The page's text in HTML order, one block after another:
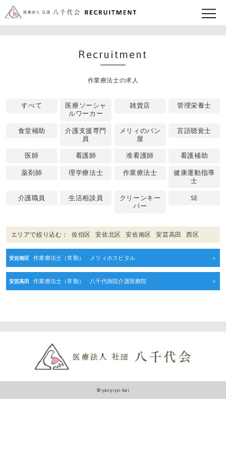
Recruitment
作業療法士の求人
すべて
医療ソーシャ
ルワーカー
雑貨店 管理栄養士
食堂補助
介護支援専門
員
メリィのパン
屋
言語聴覚士
医師 看護師 准看護師 看護補助
薬剤師 理学療法士 作業療法士
健康運動指導
士
介護職員 生活相談員
クリーンキー
パー
SE
エリアで絞り込む： 佐伯区 安佐北区 安佐南区 安芸高田 西区
安佐南区 作業療法士（常勤） メリィホスピタル
安芸高田 作業療法士（常勤） 八千代病院介護医療院
© yacyiyo-kai